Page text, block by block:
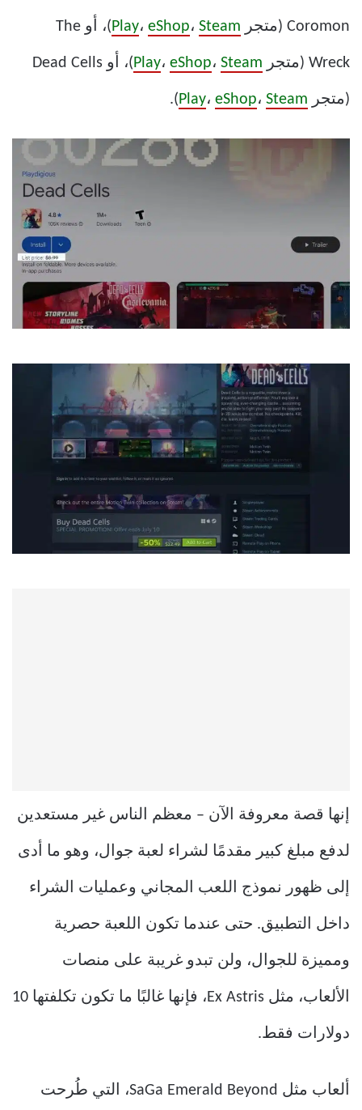
Coromon (متجر Play، eShop، Steam )، أو The
Wreck (متجر Play، eShop، Steam )، أو Dead Cells
(متجر Play، eShop، Steam
).
إنها قصة معروفة الآن – معظم الناس غير مستعدين
لدفع مبلغ كبير مقدمًا لشراء لعبة جوال، وهو ما أدى
إلى ظهور نموذج اللعب المجاني وعمليات الشراء
داخل التطبيق. حتى عندما تكون اللعبة حصرية
ومميزة للجوال، ولن تبدو غريبة على منصات
الألعاب، مثل Ex Astris، فإنها غالبًا ما تكون تكلفتها 10
دولارات فقط.
ألعاب مثل SaGa Emerald Beyond، التي طُرحت